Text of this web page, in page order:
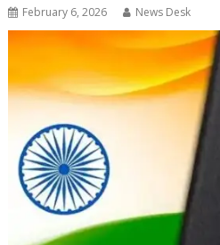
February 6, 2026 News Desk